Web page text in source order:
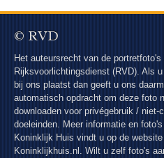
© RVD
Het auteursrecht van de
Rijksvoorlichtingsdienst (RVD). Als
bij ons plaatst dan geeft u ons
automatisch opdracht om deze foto
downloaden voor privégebruik / niet-
doeleinden. Meer informatie en
Koninklijk Huis vindt u op de website
Koninklijkhuis.nl. Wilt u zelf foto's